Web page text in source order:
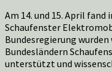
Am 14. und 15. April
Schaufenster
Bundesregierung
Bundesländern
unterstützt und